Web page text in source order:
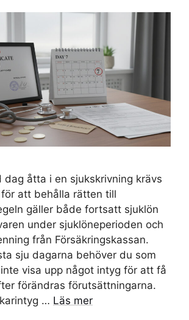
dag åtta i en sjukskrivning krävs
att behålla rätten till
gäller både fortsatt sjuklön
under sjuklöneperioden och
från Försäkringskassan.
sju dagarna behöver du som
visa upp något intyg för att få
förändras förutsättningarna.
… Läs mer